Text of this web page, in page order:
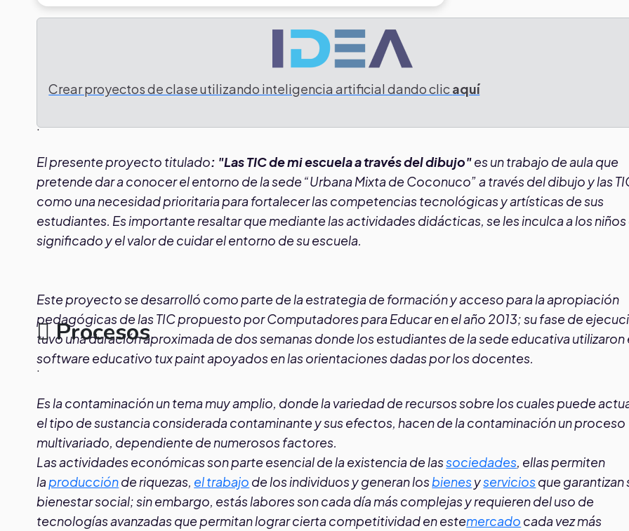
Crear proyectos de clase utilizando inteligencia artificial dando clicaquí
Tarea
.
El presente proyecto titulado: "Las TIC de mi escuela a través del dibujo"es un trabajo de aula que
pretende dar a conocer el entorno de la sede “Urbana Mixta de Coconuco” a través del dibujo y las
como una necesidad prioritaria para fortalecer las competencias tecnológicas y artísticas de sus
estudiantes. Es importante resaltar que mediante las actividades didácticas, se les inculca a los niños
significado y el valor de cuidar el entorno de su escuela.
Este proyecto se desarrolló como parte de la estrategia de formación y acceso para la apropiación
pedagógicas de las TIC propuesto por Computadores para Educar en el año 2013; su fase de
tuvo una duración aproximada de dos semanas donde los estudiantes de la sede educativa utilizaron
software educativo tux paint apoyados en las orientaciones dadas por los docentes.
Procesos
.
Es la contaminación un tema muy amplio, donde la variedad de recursos sobre los cuales puede
el tipo de sustancia considerada contaminante y sus efectos, hacen de la contaminación un proceso
multivariado, dependiente de numerosos factores.
Las actividades económicas son parte esencial de la existencia de lassociedades, ellas permiten
laproducciónde riquezas, el trabajo de los individuos y generan losbienesyserviciosque garantizan
bienestar social; sin embargo, estás labores son cada día más complejas y requieren del uso de
tecnologías avanzadas que permitan lograr cierta competitividad en estemercado cada vez más